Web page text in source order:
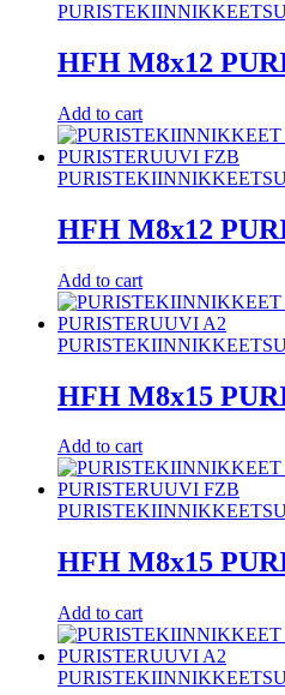
PURISTEKIINNIKKEET
HFH M8x12
Add to cart
PURISTEKIINNIKKEET
HFH M8x12
Add to cart
PURISTEKIINNIKKEET
HFH M8x15
Add to cart
PURISTEKIINNIKKEET
HFH M8x15
Add to cart
PURISTEKIINNIKKEET